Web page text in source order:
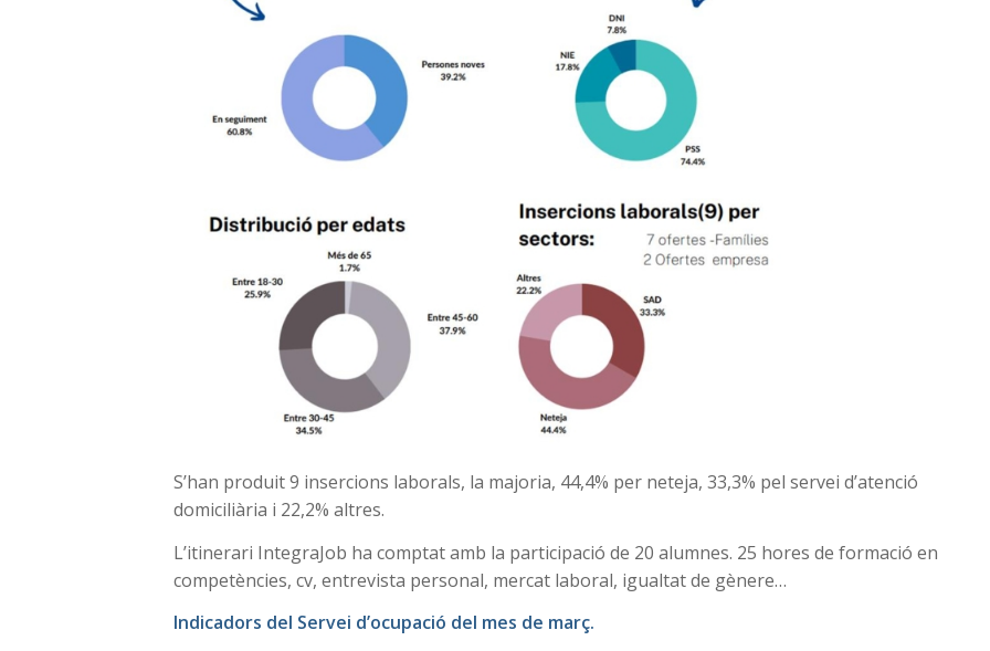
S’han produit 9 insercions laborals, la majoria, 44,4% per neteja, 33,3% pel servei d’atenció
domiciliària i 22,2% altres.
L’itinerari IntegraJob ha comptat amb la participació de 20 alumnes. 25 hores de formació en
competències, cv, entrevista personal, mercat laboral, igualtat de gènere…
Indicadors del Servei d’ocupació del mes de març.